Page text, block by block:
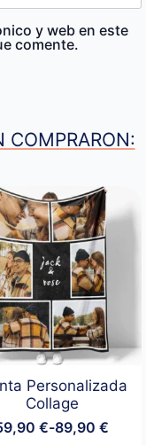
y web en este
comente.
COMPRARON:
Personalizada
Collage
€-89,90€
Rango